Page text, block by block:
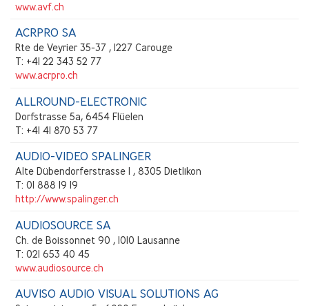
www.avf.ch
ACRPRO SA
Rte de Veyrier 35-37 , 1227 Carouge
T: +41 22 343 52 77
www.acrpro.ch
ALLROUND-ELECTRONIC
Dorfstrasse 5a, 6454 Flüelen
T: +41 41 870 53 77
AUDIO-VIDEO SPALINGER
Alte Dübendorferstrasse 1 , 8305 Dietlikon
T: 01 888 19 19
http://www.spalinger.ch
AUDIOSOURCE SA
Ch. de Boissonnet 90 , 1010 Lausanne
T: 021 653 40 45
www.audiosource.ch
AUVISO AUDIO VISUAL SOLUTIONS AG